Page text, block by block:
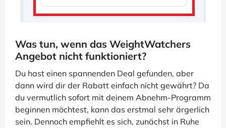
Was tun, wenn das WeightWatchers
Angebot nicht funktioniert?
Du hast einen spannenden Deal gefunden, aber
dann wird dir der Rabatt einfach nicht gewährt? Da
du vermutlich sofort mit deinem Abnehm-Programm
beginnen möchtest, kann das erstmal sehr ärgerlich
sein. Dennoch empfiehlt es sich, zunächst in Ruhe